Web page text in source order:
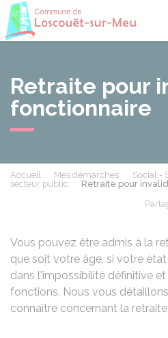
Retraite pour
fonctionnaire
Accueil Mes démarches Social -
secteur public
Retraite pour
Vous pouvez être admis à la
que soit votre âge, si votre
dans l'impossibilité définitive
fonctions. Nous vous
connaître concernant la